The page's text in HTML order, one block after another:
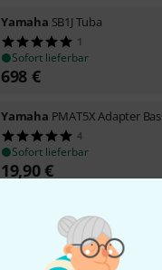
Yamaha SB1J Tuba
1
Sofort lieferbar
698 €
Yamaha PMAT5X Adapter
4
Sofort lieferbar
19,90€
In 3–4 Wochen lieferbar